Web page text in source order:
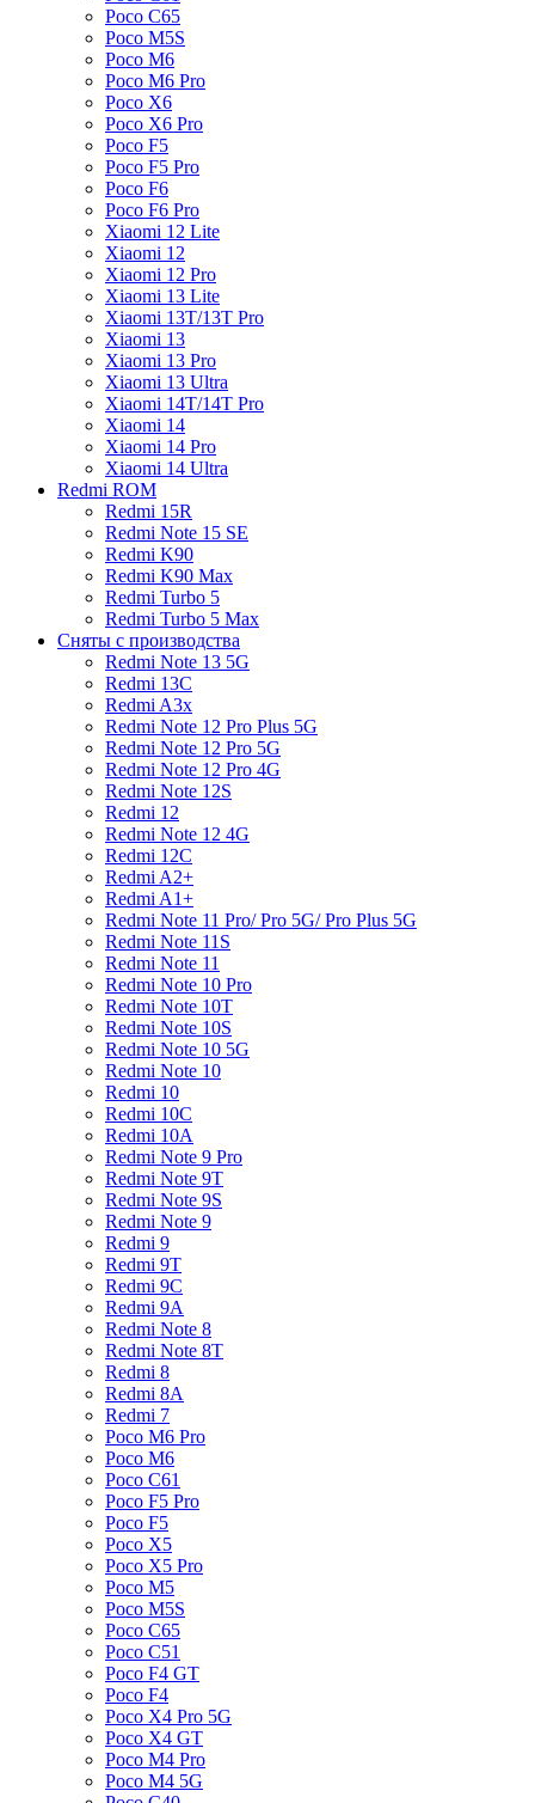
Poco C65
Poco M5S
Poco M6
Poco M6 Pro
Poco X6
Poco X6 Pro
Poco F5
Poco F5 Pro
Poco F6
Poco F6 Pro
Xiaomi 12 Lite
Xiaomi 12
Xiaomi 12 Pro
Xiaomi 13 Lite
Xiaomi 13T/13T Pro
Xiaomi 13
Xiaomi 13 Pro
Xiaomi 13 Ultra
Xiaomi 14T/14T Pro
Xiaomi 14
Xiaomi 14 Pro
Xiaomi 14 Ultra
Redmi ROM
Redmi 15R
Redmi Note 15 SE
Redmi K90
Redmi K90 Max
Redmi Turbo 5
Redmi Turbo 5 Max
Сняты с производства
Redmi Note 13 5G
Redmi 13C
Redmi A3x
Redmi Note 12 Pro Plus 5G
Redmi Note 12 Pro 5G
Redmi Note 12 Pro 4G
Redmi Note 12S
Redmi 12
Redmi Note 12 4G
Redmi 12C
Redmi A2+
Redmi A1+
Redmi Note 11 Pro/ Pro 5G/ Pro Plus 5G
Redmi Note 11S
Redmi Note 11
Redmi Note 10 Pro
Redmi Note 10T
Redmi Note 10S
Redmi Note 10 5G
Redmi Note 10
Redmi 10
Redmi 10C
Redmi 10A
Redmi Note 9 Pro
Redmi Note 9T
Redmi Note 9S
Redmi Note 9
Redmi 9
Redmi 9T
Redmi 9C
Redmi 9A
Redmi Note 8
Redmi Note 8T
Redmi 8
Redmi 8A
Redmi 7
Poco M6 Pro
Poco M6
Poco C61
Poco F5 Pro
Poco F5
Poco X5
Poco X5 Pro
Poco M5
Poco M5S
Poco C65
Poco C51
Poco F4 GT
Poco F4
Poco X4 Pro 5G
Poco X4 GT
Poco M4 Pro
Poco M4 5G